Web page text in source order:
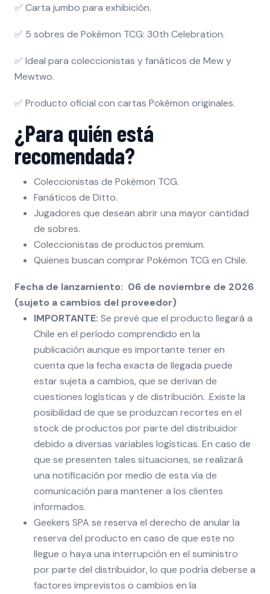
✅ Carta jumbo para exhibición.
✅ 5 sobres de Pokémon TCG: 30th Celebration.
✅ Ideal para coleccionistas y fanáticos de Mew y
Mewtwo.
✅ Producto oficial con cartas Pokémon originales.
¿Para quién está
recomendada?
Coleccionistas de Pokémon TCG.
Fanáticos de Ditto.
Jugadores que desean abrir una mayor cantidad
de sobres.
Coleccionistas de productos premium.
Quienes buscan comprar Pokémon TCG en Chile.
Fecha de lanzamiento: 06 de noviembre de 2026
(sujeto a cambios del proveedor)
IMPORTANTE: Se prevé que el producto llegará a
Chile en el período comprendido en la
publicación aunque es importante tener en
cuenta que la fecha exacta de llegada puede
estar sujeta a cambios, que se derivan de
cuestiones logísticas y de distribución. .Existe la
posibilidad de que se produzcan recortes en el
stock de productos por parte del distribuidor
debido a diversas variables logísticas. En caso de
que se presenten tales situaciones, se realizará
una notificación por medio de esta vía de
comunicación para mantener a los clientes
informados.
Geekers SPA se reserva el derecho de anular la
reserva del producto en caso de que este no
llegue o haya una interrupción en el suministro
por parte del distribuidor, lo que podría deberse a
factores imprevistos o cambios en la